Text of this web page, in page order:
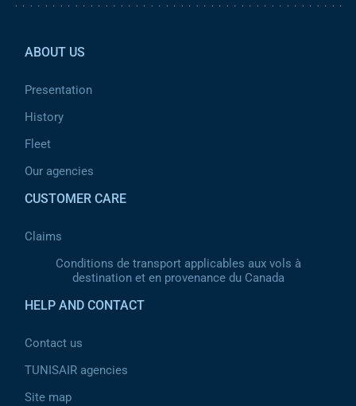
ABOUT US
Presentation
History
Fleet
Our agencies
CUSTOMER CARE
Claims
Conditions de transport applicables aux vols à
destination et en provenance du Canada
HELP AND CONTACT
Contact us
TUNISAIR agencies
Site map